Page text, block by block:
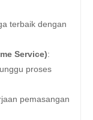
terbaik dengan
Service):
proses
pemasangan